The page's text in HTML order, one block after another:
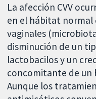
La afección CVV
en el hábitat normal
vaginales
disminución de un
lactobacilos y un
concomitante de un
Aunque los